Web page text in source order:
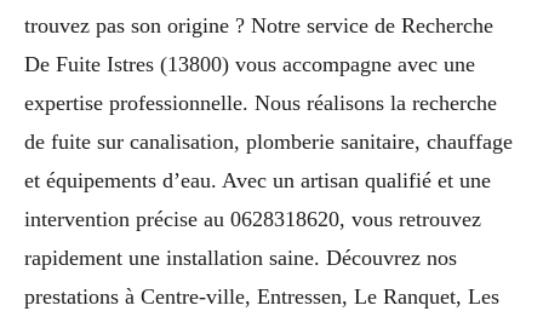
trouvez pas son origine ? Notre service de Recherche
De Fuite Istres (13800) vous accompagne avec une
expertise professionnelle. Nous réalisons la recherche
de fuite sur canalisation, plomberie sanitaire, chauffage
et équipements d’eau. Avec un artisan qualifié et une
intervention précise au 0628318620, vous retrouvez
rapidement une installation saine. Découvrez nos
prestations à Centre-ville, Entressen, Le Ranquet, Les